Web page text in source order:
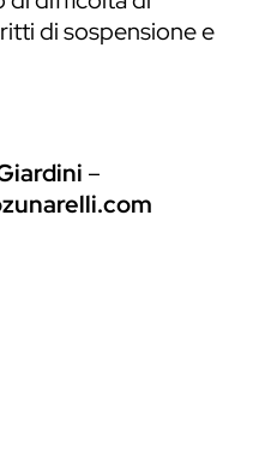
di sospensione e
–